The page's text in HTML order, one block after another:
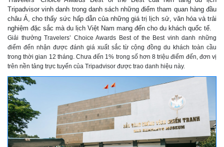
Tripadvisor vinh danh trong danh sách những điểm tham quan hàng đầu
châu Á, cho thấy sức hấp dẫn của những giá trị lịch sử, văn hóa và trải
nghiệm đặc sắc mà du lịch Việt Nam mang đến cho du khách quốc tế.
Giải thưởng Travelers’ Choice Awards Best of the Best vinh danh những
điểm đến nhận được đánh giá xuất sắc từ cộng đồng du khách toàn cầu
trong thời gian 12 tháng. Chưa đến 1% trong số hơn 8 triệu điểm đến, đơn vị
trên nền tảng trực tuyến của Tripadvisor được trao danh hiệu này.